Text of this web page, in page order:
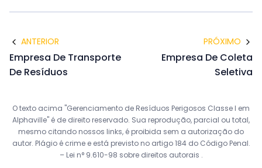
ANTERIOR
Empresa De Transporte
De Resíduos
PRÓXIMO
Empresa De Coleta
Seletiva
O texto acima "Gerenciamento de Resíduos Perigosos Classe I em
Alphaville" é de direito reservado. Sua reprodução, parcial ou total,
mesmo citando nossos links, é proibida sem a autorização do
autor. Plágio é crime e está previsto no artigo 184 do Código Penal.
– Lei n° 9.610-98 sobre direitos autorais .